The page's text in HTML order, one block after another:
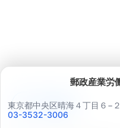
郵政産業労
東京都中央区晴海４丁目６−
03-3532-3006
アプリで見る